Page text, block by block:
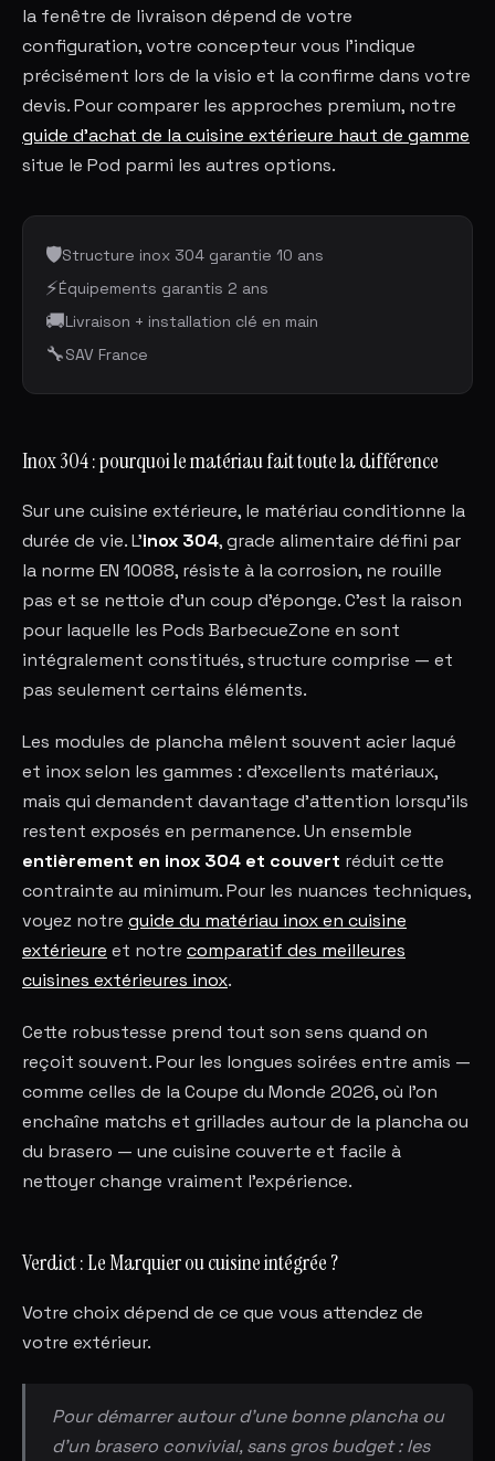
la fenêtre de livraison dépend de votre
configuration, votre concepteur vous l'indique
précisément lors de la visio et la confirme dans votre
devis. Pour comparer les approches premium, notre
guide d'achat de la cuisine extérieure haut de gamme
situe le Pod parmi les autres options.
🛡️Structure inox 304 garantie 10 ans
⚡Équipements garantis 2 ans
🚚Livraison + installation clé en main
🔧SAV France
Inox 304 : pourquoi le matériau fait toute la différence
Sur une cuisine extérieure, le matériau conditionne la
durée de vie. L'inox 304, grade alimentaire défini par
la norme EN 10088, résiste à la corrosion, ne rouille
pas et se nettoie d'un coup d'éponge. C'est la raison
pour laquelle les Pods BarbecueZone en sont
intégralement constitués, structure comprise — et
pas seulement certains éléments.
Les modules de plancha mêlent souvent acier laqué
et inox selon les gammes : d'excellents matériaux,
mais qui demandent davantage d'attention lorsqu'ils
restent exposés en permanence. Un ensemble
entièrement en inox 304 et couvert réduit cette
contrainte au minimum. Pour les nuances techniques,
voyez notre guide du matériau inox en cuisine
extérieure et notre comparatif des meilleures
cuisines extérieures inox.
Cette robustesse prend tout son sens quand on
reçoit souvent. Pour les longues soirées entre amis —
comme celles de la Coupe du Monde 2026, où l'on
enchaîne matchs et grillades autour de la plancha ou
du brasero — une cuisine couverte et facile à
nettoyer change vraiment l'expérience.
Verdict : Le Marquier ou cuisine intégrée ?
Votre choix dépend de ce que vous attendez de
votre extérieur.
Pour démarrer autour d'une bonne plancha ou
d'un brasero convivial, sans gros budget : les